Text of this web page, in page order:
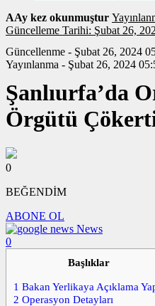
AAy kez okunmuştur
Güncelleme Tarihi: Şubat 26,
Güncellenme - Şubat 26, 2024
Yayınlanma - Şubat 26, 2024
Şanlıurfa’da
Örgütü
0
BEĞENDİM
ABONE OL
News
0
Başlıklar
1 Bakan Yerlikaya Açıklama
2 Operasyon Detayları